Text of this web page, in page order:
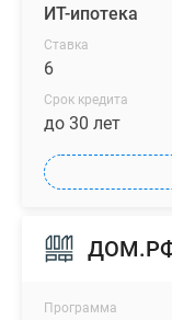
ИТ-ипотека
Ставка
6
Срок кредита
до 30 лет
Программа